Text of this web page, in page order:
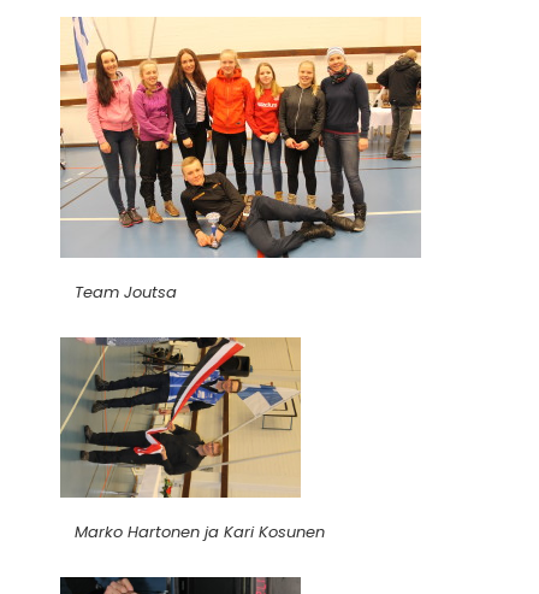
Team Joutsa
Marko Hartonen ja Kari Kosunen